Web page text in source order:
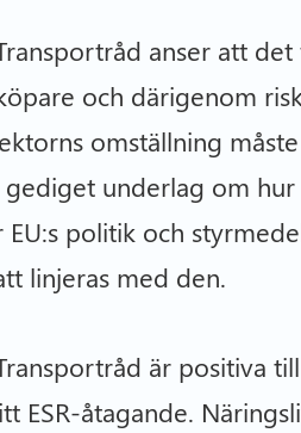
anser att
och därigenom
omställning
underlag om
EU:s politik och
linjeras med den.
är positiva
ESR-åtagande.